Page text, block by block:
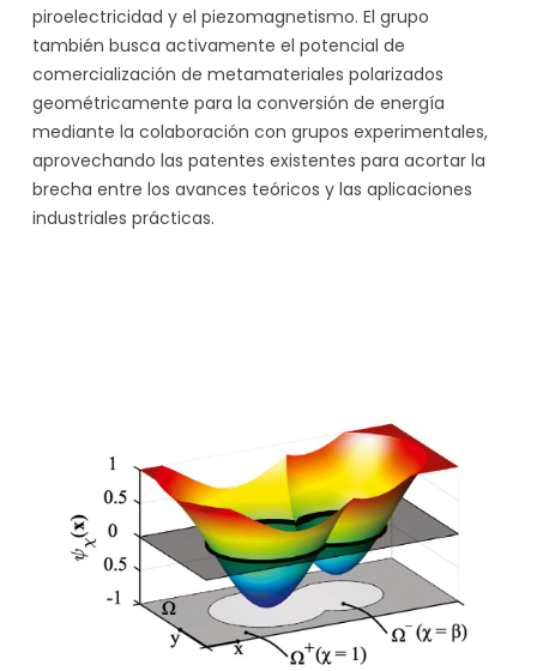
piroelectricidad y el piezomagnetismo. El grupo
también busca activamente el potencial de
comercialización de metamateriales polarizados
geométricamente para la conversión de energía
mediante la colaboración con grupos experimentales,
aprovechando las patentes existentes para acortar la
brecha entre los avances teóricos y las aplicaciones
industriales prácticas.